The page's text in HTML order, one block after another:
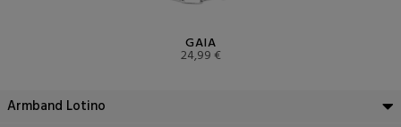
GAIA
24,99 €
Armband Lotino